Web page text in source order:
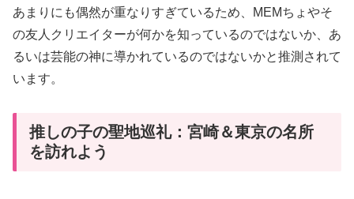
あまりにも偶然が重なりすぎているため、MEMちょやそ
の友人クリエイターが何かを知っているのではないか、あ
るいは芸能の神に導かれているのではないかと推測されて
います。
推しの子の聖地巡礼：宮崎＆東京の名所
を訪れよう